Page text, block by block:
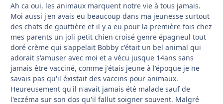
Ah ca oui, les animaux marquent notre vie à tous jamais.
Moi aussi j'en avais eu beaucoup dans ma jeunesse surtout
des chats de gouttière et il y a eu pour la première fois chez
mes parents un joli petit chien croisé genre épagneul tout
doré crème qui s'appelait Bobby c'était un bel animal qui
adorait s'amuser avec moi et a vécu jusque 14ans sans
jamais être vacciné, comme j'étais jeune à l'époque je ne
savais pas qu'il éxistait des vaccins pour animaux.
Heureusement qu'il n'avait jamais été malade sauf de
l'eczéma sur son dos qu'il fallut soigner souvent. Malgré